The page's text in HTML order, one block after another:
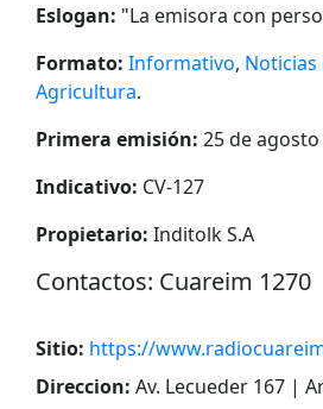
Eslogan: "La emisora con
Formato: Informativo,
Agricultura.
Primera emisión: 25 de
Indicativo: CV-127
Propietario: Inditolk S.A
Сontactos: Cuareim 1270
Sitio: https://
Direccion: Av. Lecueder 167 |